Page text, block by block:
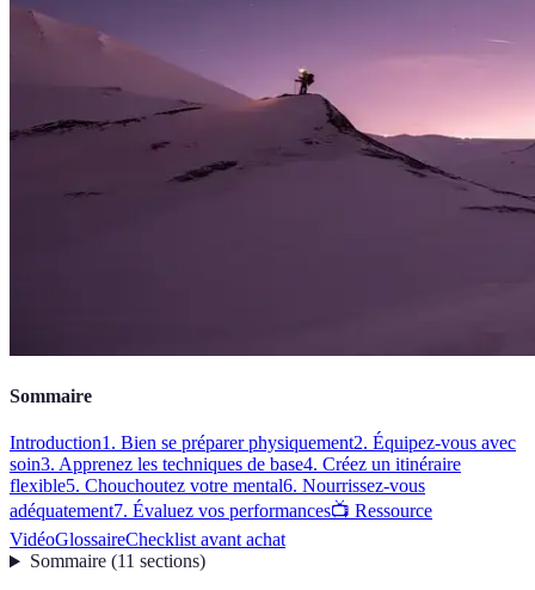
Sommaire
Introduction1. Bien se préparer physiquement2. Équipez-vous avec
soin3. Apprenez les techniques de base4. Créez un itinéraire
flexible5. Chouchoutez votre mental6. Nourrissez-vous
adéquatement7. Évaluez vos performances📺 Ressource
VidéoGlossaireChecklist avant achat
Sommaire(11 sections)